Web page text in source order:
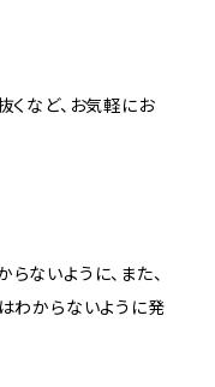
くなど、お気軽にお
ないように、また、
わからないように発